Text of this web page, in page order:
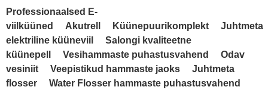
Professionaalsed E-
viilküüned
Akutrell Küünepuurikomplekt
Juhtmeta
elektriline küüneviil
Salongi kvaliteetne
küünepell
Vesihammaste puhastusvahend
Odav
vesiniit
Veepistikud hammaste jaoks
Juhtmeta
flosser
Water Flosser hammaste puhastusvahend